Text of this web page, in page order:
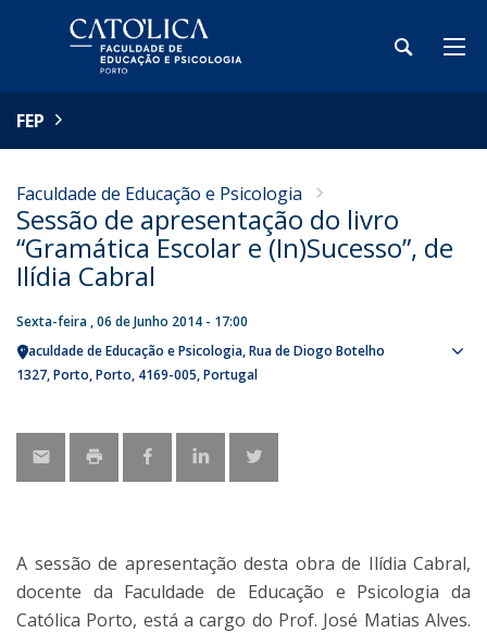
FEP
Faculdade de Educação e Psicologia
Sessão de apresentação do livro
“Gramática Escolar e (In)Sucesso”, de
Ilídia Cabral
Sexta-feira , 06 de Junho 2014 - 17:00
Faculdade de Educação e Psicologia Rua de Diogo Botelho
1327 Porto Porto 4169-005 Portugal
A sessão de apresentação desta obra de Ilídia Cabral,
docente da Faculdade de Educação e Psicologia da
Católica Porto, está a cargo do Prof. José Matias Alves.